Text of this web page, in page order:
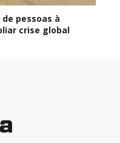
pessoas à
crise global